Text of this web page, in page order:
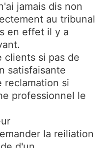
jamais dis non
au tribunal
en effet il y a
clients si pas de
satisfaisante
reclamation si
professionnel le
la reiliation